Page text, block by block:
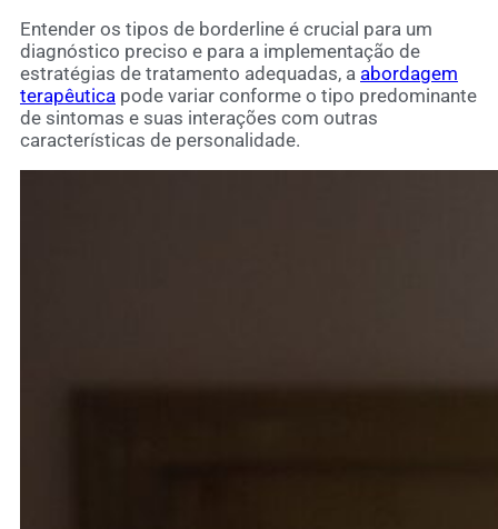
Entender os tipos de borderline é crucial para um
diagnóstico preciso e para a implementação de
estratégias de tratamento adequadas, a abordagem
terapêutica pode variar conforme o tipo predominante
de sintomas e suas interações com outras
características de personalidade.